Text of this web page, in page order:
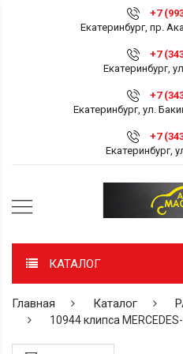
+7
Екатеринбург, пр.
+7
Екатеринбург,
+7
Екатеринбург, ул.
+7
Екатеринбург,
КАТАЛОГ
Главная Каталог
10944 клипса